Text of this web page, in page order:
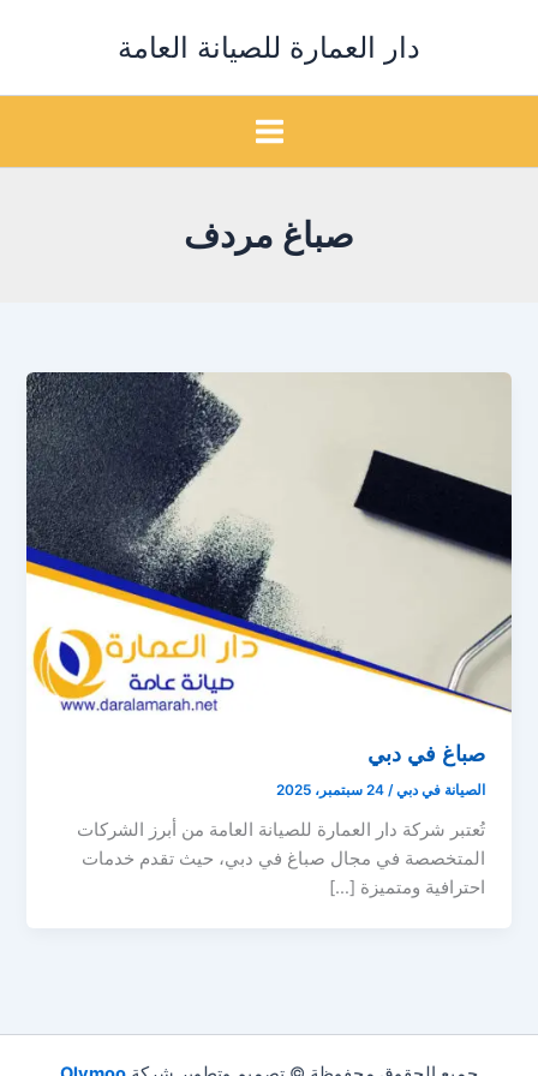
دار العمارة للصيانة العامة
صباغ مردف
صباغ في دبي
الصيانة في دبي/24 سبتمبر، 2025
تُعتبر شركة دار العمارة للصيانة العامة من أبرز الشركات
المتخصصة في مجال صباغ في دبي، حيث تقدم خدمات
احترافية ومتميزة […]